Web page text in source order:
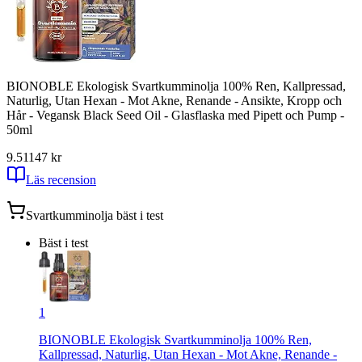
BIONOBLE Ekologisk Svartkumminolja 100% Ren, Kallpressad,
Naturlig, Utan Hexan - Mot Akne, Renande - Ansikte, Kropp och
Hår - Vegansk Black Seed Oil - Glasflaska med Pipett och Pump -
50ml
9.51147 kr
Läs recension
Svartkumminolja bäst i test
Bäst i test
1
BIONOBLE Ekologisk Svartkumminolja 100% Ren,
Kallpressad, Naturlig, Utan Hexan - Mot Akne, Renande -